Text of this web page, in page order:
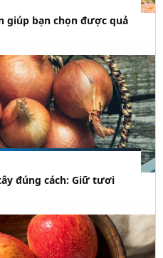
giúp bạn chọn được quả
đúng cách: Giữ tươi